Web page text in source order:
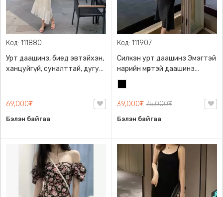
Код: 111880
Урт даашинз, биед эвтэйхэн,
ханцуйгүй, суналттай, дугуй
69,000₮
Бэлэн байгаа
Код: 111907
Силкэн урт даашинз Эмэгтэй
нарийн мөртэй даашинз
Эмэгтэй урт даашинз
Эмэгтэй силкен даашинз
Эмэгтэй хувцас Эмэгтэй
плаж , S-L, Өвдөгний доогуур
урттай, өндөр бэлхүүстэй
39,000₮ 75,000₮
Бэлэн байгаа